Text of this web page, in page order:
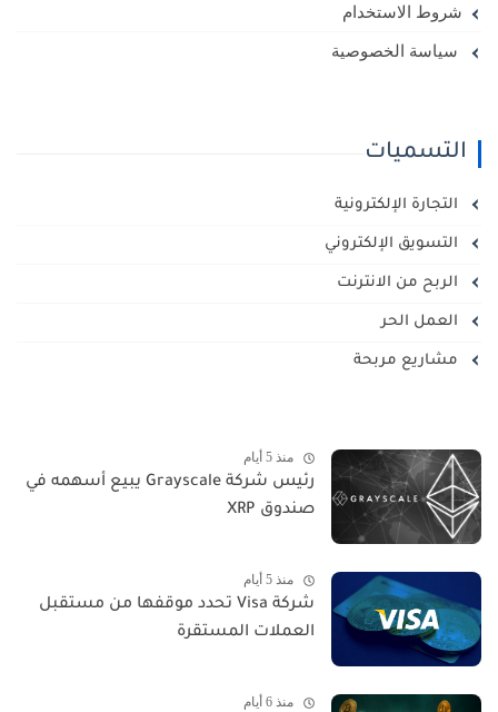
شروط الاستخدام
سياسة الخصوصية
التسميات
التجارة الإلكترونية
التسويق الإلكتروني
الربح من الانترنت
العمل الحر
مشاريع مربحة
منذ 5 أيام
رئيس شركة Grayscale يبيع أسهمه في
صندوق XRP
منذ 5 أيام
شركة Visa تحدد موقفها من مستقبل
العملات المستقرة
منذ 6 أيام